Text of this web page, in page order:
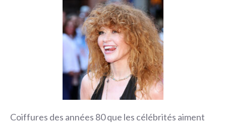
Coiffures des années 80 que les célébrités aiment